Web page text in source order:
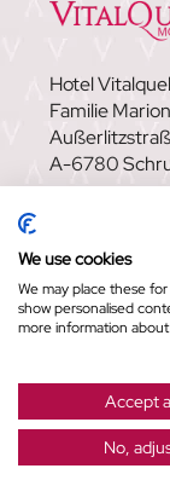
We use cookies
We may place these
show personalised
more information
Accept
No,
Hotel
Familie
A-6780
NEW MEDIA